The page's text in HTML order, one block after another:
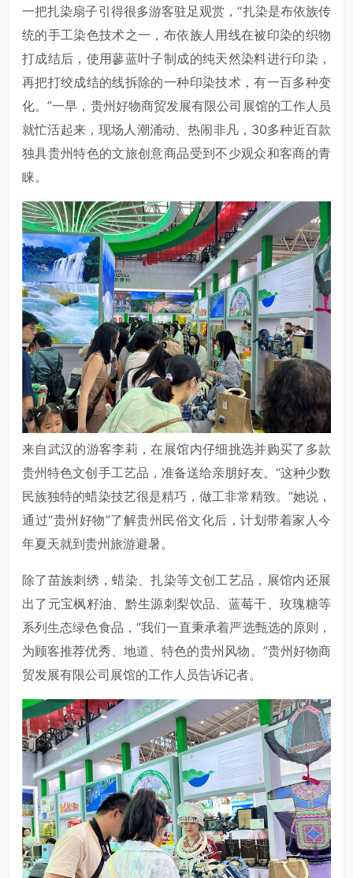
一把扎染扇子引得很多游客驻足观赏，“扎染是布依族传
统的手工染色技术之一，布依族人用线在被印染的织物
打成结后，使用蓼蓝叶子制成的纯天然染料进行印染，
再把打绞成结的线拆除的一种印染技术，有一百多种变
化。”一早，贵州好物商贸发展有限公司展馆的工作人员
就忙活起来，现场人潮涌动、热闹非凡，30多种近百款
独具贵州特色的文旅创意商品受到不少观众和客商的青
睐。
来自武汉的游客李莉，在展馆内仔细挑选并购买了多款
贵州特色文创手工艺品，准备送给亲朋好友。“这种少数
民族独特的蜡染技艺很是精巧，做工非常精致。”她说，
通过“贵州好物”了解贵州民俗文化后，计划带着家人今
年夏天就到贵州旅游避暑。
除了苗族刺绣，蜡染、扎染等文创工艺品，展馆内还展
出了元宝枫籽油、黔生源刺梨饮品、蓝莓干、玫瑰糖等
系列生态绿色食品，“我们一直秉承着严选甄选的原则，
为顾客推荐优秀、地道、特色的贵州风物。”贵州好物商
贸发展有限公司展馆的工作人员告诉记者。